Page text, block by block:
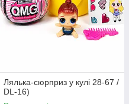
Лялька-сюрприз у кулі 28-67 /
DL-16)